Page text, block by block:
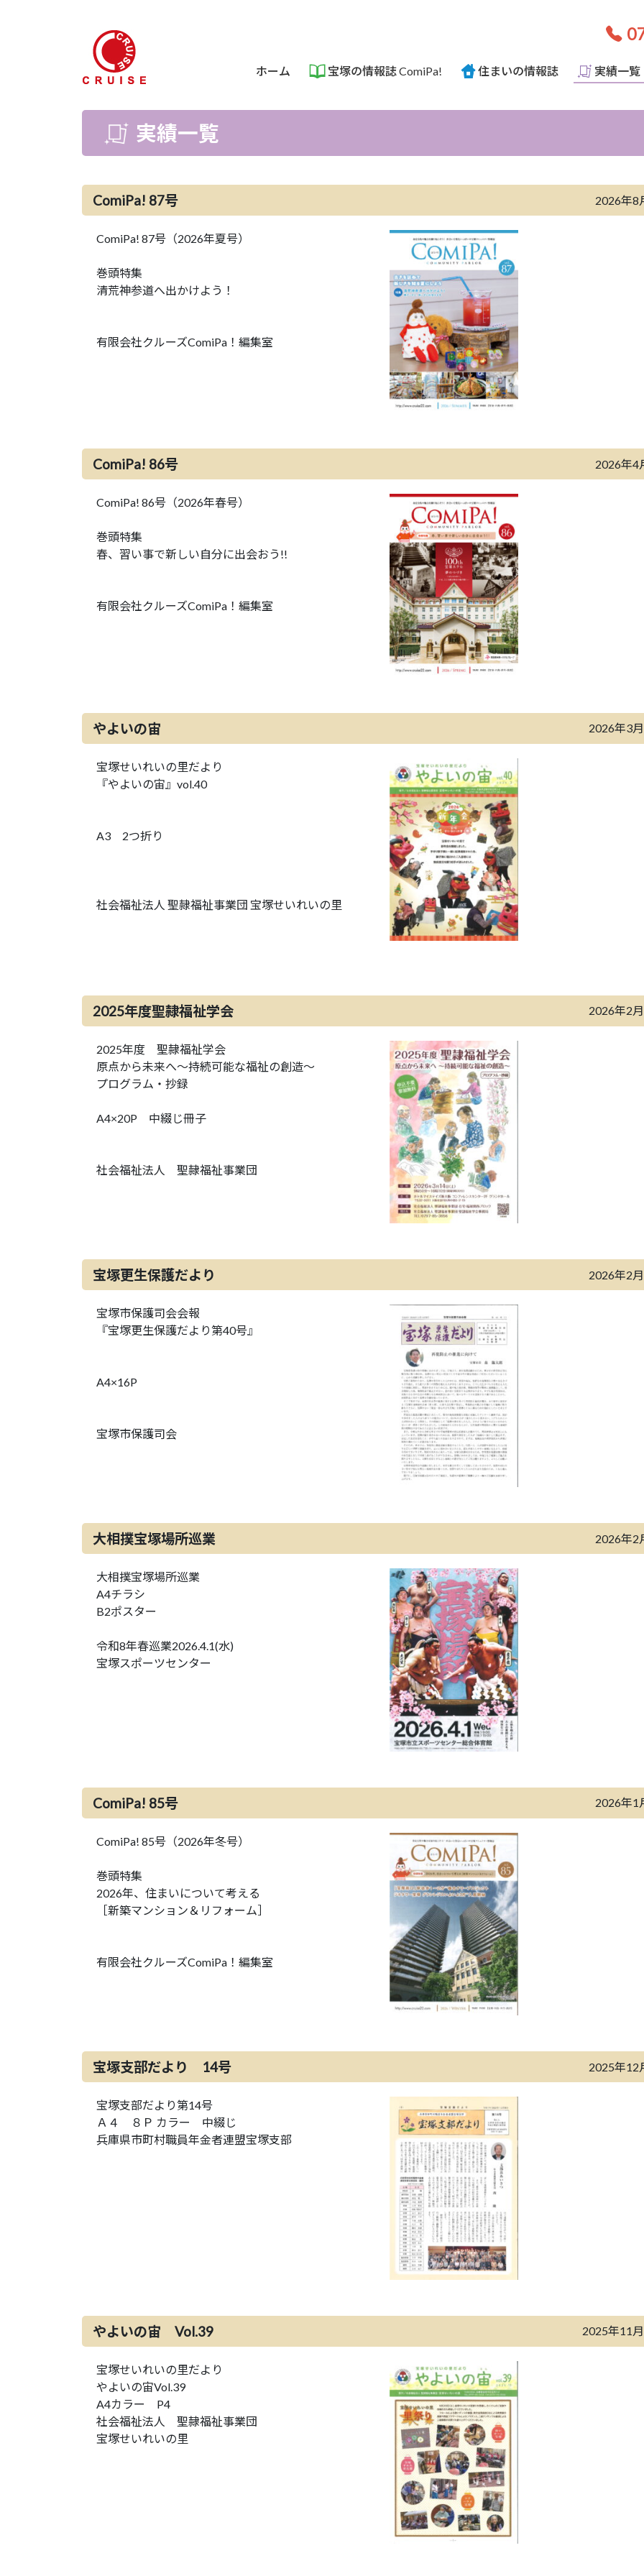
ホーム 宝塚の情報誌 ComiPa! 住まいの情報誌 実績一覧
実績一覧
ComiPa! 87号 2026年8
ComiPa! 87号（2026年夏号）
巻頭特集
清荒神参道へ出かけよう！
有限会社クルーズComiPa！編集室
ComiPa! 86号 2026年4
ComiPa! 86号（2026年春号）
巻頭特集
春、習い事で新しい自分に出会おう!!
有限会社クルーズComiPa！編集室
やよいの宙 2026年3
宝塚せいれいの里だより
『やよいの宙』vol.40
A3 2つ折り
社会福祉法人 聖隷福祉事業団 宝塚せいれいの里
2025年度聖隷福祉学会 2026年2
2025年度 聖隷福祉学会
原点から未来へ～持続可能な福祉の創造～
プログラム・抄録
A4×20P 中綴じ冊子
社会福祉法人 聖隷福祉事業団
宝塚更生保護だより 2026年2
宝塚市保護司会会報
『宝塚更生保護だより第40号』
A4×16P
宝塚市保護司会
大相撲宝塚場所巡業 2026年2
大相撲宝塚場所巡業
A4チラシ
B2ポスター
令和8年春巡業2026.4.1(水)
宝塚スポーツセンター
ComiPa! 85号 2026年1
ComiPa! 85号（2026年冬号）
巻頭特集
2026年、住まいについて考える
［新築マンション＆リフォーム］
有限会社クルーズComiPa！編集室
宝塚支部だより 14号 2025年12
宝塚支部だより第14号
Ａ４ ８Ｐ カラー 中綴じ
兵庫県市町村職員年金者連盟宝塚支部
やよいの宙 Vol.39 2025年11
宝塚せいれいの里だより
やよいの宙Vol.39
A4カラー P4
社会福祉法人 聖隷福祉事業団
宝塚せいれいの里